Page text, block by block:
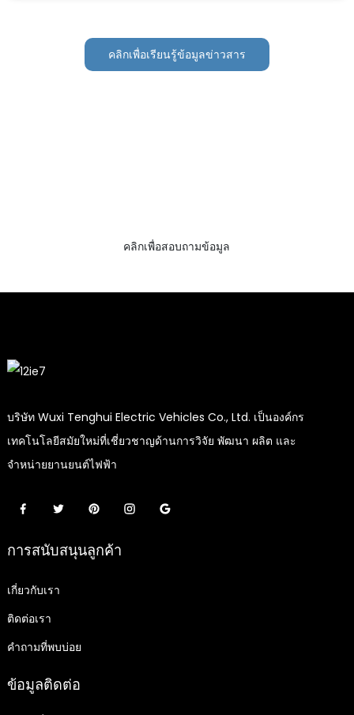
คลิกเพื่อเรียนรู้ข้อมูลข่าวสาร
คลิกเพื่อสอบถามข้อมูล
บริษัท Wuxi Tenghui Electric Vehicles Co., Ltd. เป็นองค์กร
เทคโนโลยีสมัยใหม่ที่เชี่ยวชาญด้านการวิจัย พัฒนา ผลิต และ
จำหน่ายยานยนต์ไฟฟ้า
การสนับสนุนลูกค้า
เกี่ยวกับเรา
ติดต่อเรา
คำถามที่พบบ่อย
ข้อมูลติดต่อ